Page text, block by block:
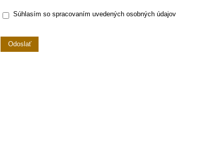
Súhlasím so spracovaním uvedených osobných údajov